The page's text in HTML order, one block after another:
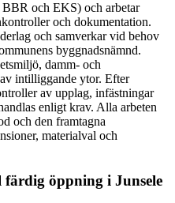
och EKS) och arbetar
och dokumentation.
och samverkar vid behov
byggnadsnämnd.
damm- och
intilliggande ytor. Efter
av upplag, infästningar
enligt krav. Alla arbeten
och den framtagna
materialval och
öppning i Junsele